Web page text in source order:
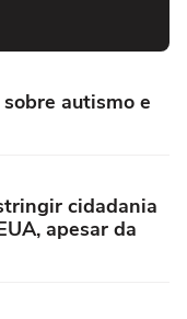
autismo e
cidadania
apesar da